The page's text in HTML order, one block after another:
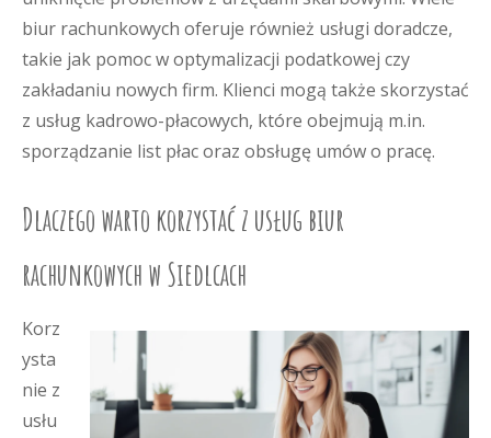
biur rachunkowych oferuje również usługi doradcze,
takie jak pomoc w optymalizacji podatkowej czy
zakładaniu nowych firm. Klienci mogą także skorzystać
z usług kadrowo-płacowych, które obejmują m.in.
sporządzanie list płac oraz obsługę umów o pracę.
Dlaczego warto korzystać z usług biur
rachunkowych w Siedlcach
Korz
ysta
nie z
usłu